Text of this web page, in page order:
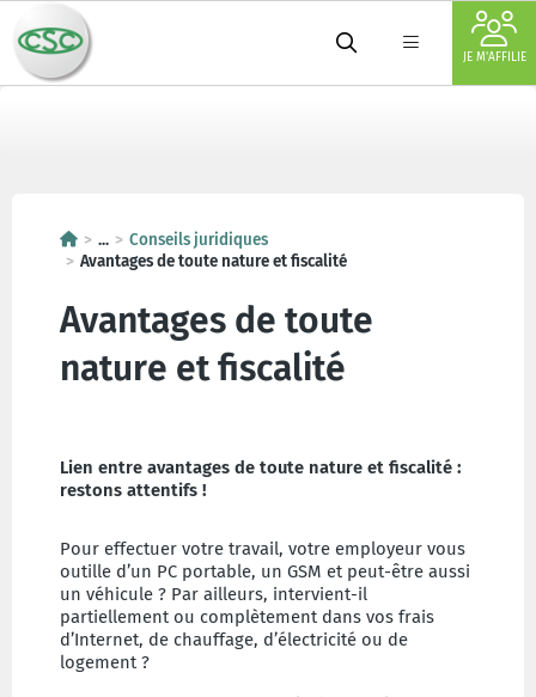
JE M'AFFILIE
...
Conseils juridiques
Avantages de toute nature et fiscalité
Avantages de toute
nature et fiscalité
Lien entre avantages de toute nature et fiscalité :
restons attentifs !
Pour effectuer votre travail, votre employeur vous
outille d’un PC portable, un GSM et peut-être aussi
un véhicule ? Par ailleurs, intervient-il
partiellement ou complètement dans vos frais
d’Internet, de chauffage, d’électricité ou de
logement ?